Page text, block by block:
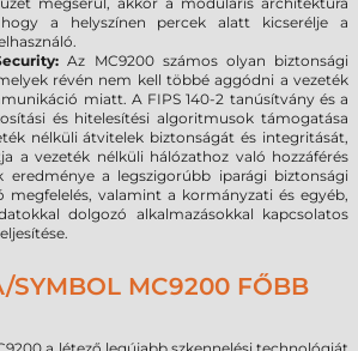
a helyszínen percek alatt kicserélje a
Az MC9200 számos olyan biztonsági
révén nem kell többé aggódni a vezeték
miatt. A FIPS 140-2 tanúsítvány és a
és hitelesítési algoritmusok támogatása
nélküli átvitelek biztonságát és integritását,
a vezeték nélküli hálózathoz való hozzáférés
eredménye a legszigorúbb iparági biztonsági
megfelelés, valamint a kormányzati és egyéb,
dolgozó alkalmazásokkal kapcsolatos
SYMBOL MC9200 FŐBB